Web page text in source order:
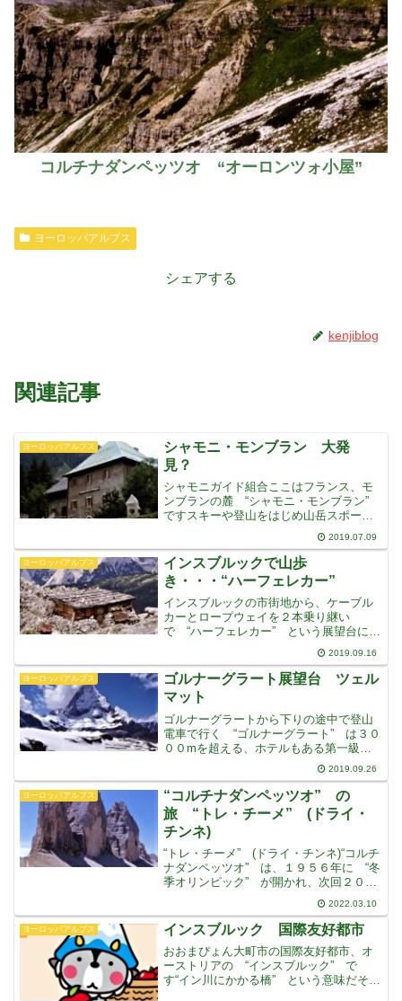
コルチナダンペッツオ “オーロンツォ小屋”
ヨーロッパアルプス
シェアする
kenjiblog
関連記事
ヨーロッパアルプス
シャモニ・モンブラン 大発
見？
シャモニガイド組合ここはフランス、モ
ンブランの麓 “シャモニ・モンブラン”
ですスキーや登山をはじめ山岳スポーツ
の中心地で高級リゾート地です第一回の
冬季オリンピックが開かれましたここ
は “植村直己” さん、も通ったというフ
ランス国立登山協会
2019.07.09
ヨーロッパアルプス
インスブルックで山歩
き・・・“ハーフェレカー”
インスブルックの市街地から、ケーブル
カーとロープウェイを２本乗り継い
で “ハーフェレカー” という展望台に登
ることができます初めて行ったときは、
ケーブルカーの部分は歩き、ロープウェ
イを乗り継いで、標高２３００m程
の “ハーフェレカー” まで
2019.09.16
ヨーロッパアルプス
ゴルナーグラート展望台 ツェル
マット
ゴルナーグラートから下りの途中で登山
電車で行く “ゴルナーグラート” は３０
００mを超える、ホテルもある第一級の
展望台です真下の “ゴルナー氷河” 越し
に見る “モンテローザ” “リスカム” “ブ
ライトホルン” をはじめ、３８峰の４０
００ｍ
2019.09.26
ヨーロッパアルプス
“コルチナダンペッツオ” の
旅 “トレ・チーメ” (ドライ・
チンネ)
“トレ・チーメ” (ドライ・チンネ)“コルチ
ナダンペッツオ” は、１９５６年に “冬
季オリンピック” が開かれ、次回２０２
６年に、７０年ぶりに “ミラノ” と共催
で、２回目の冬季オリンピックが開催予
定になっていますドロミテ(ドロミーティ)
地
2022.03.10
ヨーロッパアルプス インスブルック 国際友好都市
おおまぴょん大町市の国際友好都市、オ
ーストリアの “インスブルック” で
す“イン川にかかる橋” という意味だそう